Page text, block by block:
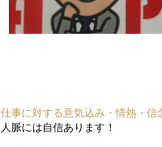
仕事に対する意気込み・情熱・信
人脈には自信あります！